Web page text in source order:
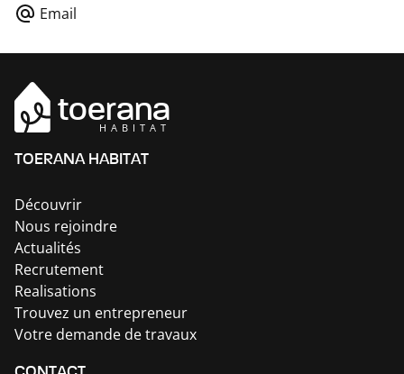
Email
toerana
HABITAT
TOERANA HABITAT
Découvrir
Nous rejoindre
Actualités
Recrutement
Realisations
Trouvez un entrepreneur
Votre demande de travaux